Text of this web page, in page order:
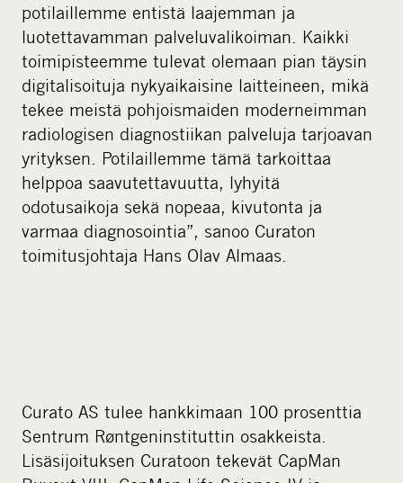
potilaillemme entistä laajemman ja
luotettavamman palveluvalikoiman. Kaikki
toimipisteemme tulevat olemaan pian täysin
digitalisoituja nykyaikaisine laitteineen, mikä
tekee meistä pohjoismaiden moderneimman
radiologisen diagnostiikan palveluja tarjoavan
yrityksen. Potilaillemme tämä tarkoittaa
helppoa saavutettavuutta, lyhyitä
odotusaikoja sekä nopeaa, kivutonta ja
varmaa diagnosointia”, sanoo Curaton
toimitusjohtaja Hans Olav Almaas.
Curato AS tulee hankkimaan 100 prosenttia
Sentrum Røntgeninstituttin osakkeista.
Lisäsijoituksen Curatoon tekevät CapMan